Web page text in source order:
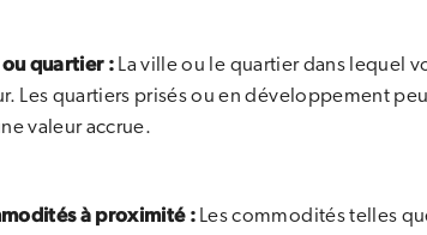
quartier : La ville ou le quartier dans lequel
Les quartiers prisés ou en développement
valeur accrue.
à proximité : Les commodités telles